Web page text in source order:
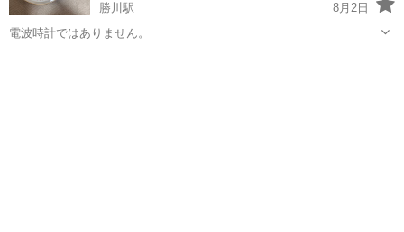
勝川駅
8月2日
電波時計ではありません。